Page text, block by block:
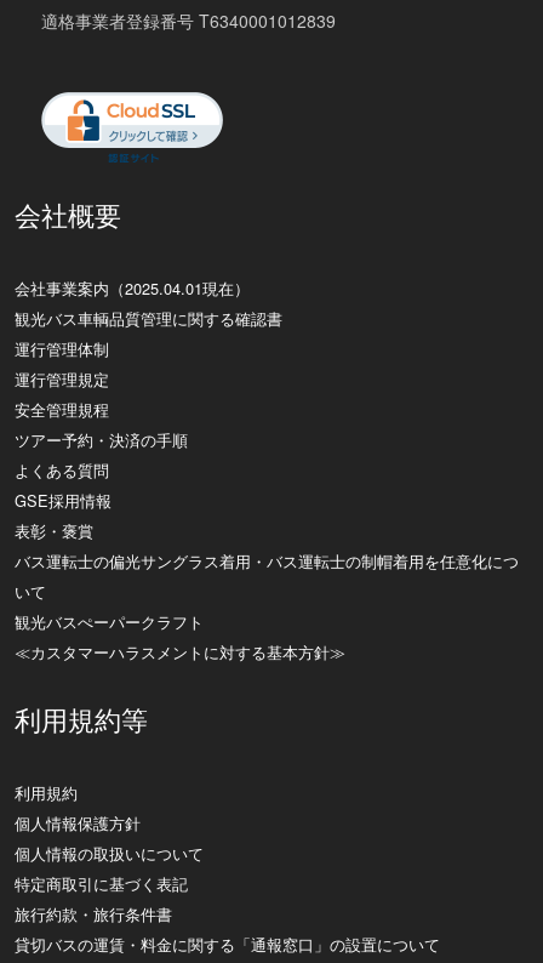
適格事業者登録番号 T6340001012839
会社概要
会社事業案内（2025.04.01現在）
観光バス車輌品質管理に関する確認書
運行管理体制
運行管理規定
安全管理規程
ツアー予約・決済の手順
よくある質問
GSE採用情報
表彰・褒賞
バス運転士の偏光サングラス着用・バス運転士の制帽着用を任意化につ
いて
観光バスぺーパークラフト
≪カスタマーハラスメントに対する基本方針≫
利用規約等
利用規約
個人情報保護方針
個人情報の取扱いについて
特定商取引に基づく表記
旅行約款・旅行条件書
貸切バスの運賃・料金に関する「通報窓口」の設置について